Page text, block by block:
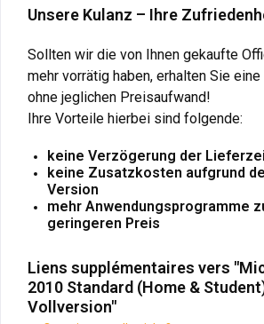
Unsere Kulanz – Ihre
Sollten wir die von Ihnen gekaufte
mehr vorrätig haben, erhalten Sie
ohne jeglichen Preisaufwand!
Ihre Vorteile hierbei sind folgende:
keine Verzögerung der
keine Zusatzkosten aufgrund
Version
mehr Anwendungsprogramme
geringeren Preis
Liens supplémentaires vers
2010 Standard (Home &
Vollversion"